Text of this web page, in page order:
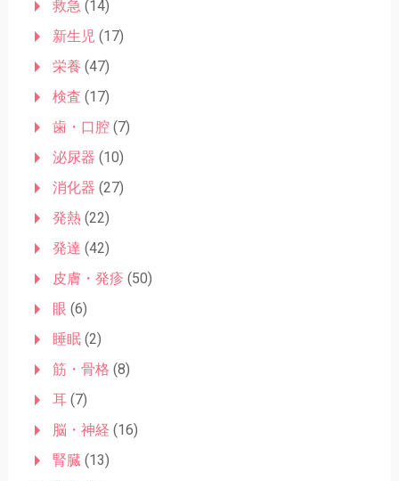
救急 (14)
新生児 (17)
栄養 (47)
検査 (17)
歯・口腔(7)
泌尿器 (10)
消化器 (27)
発熱(22)
発達 (42)
皮膚・発疹 (50)
眼 (6)
睡眠(2)
筋・骨格 (8)
耳(7)
脳・神経 (16)
腎臓 (13)